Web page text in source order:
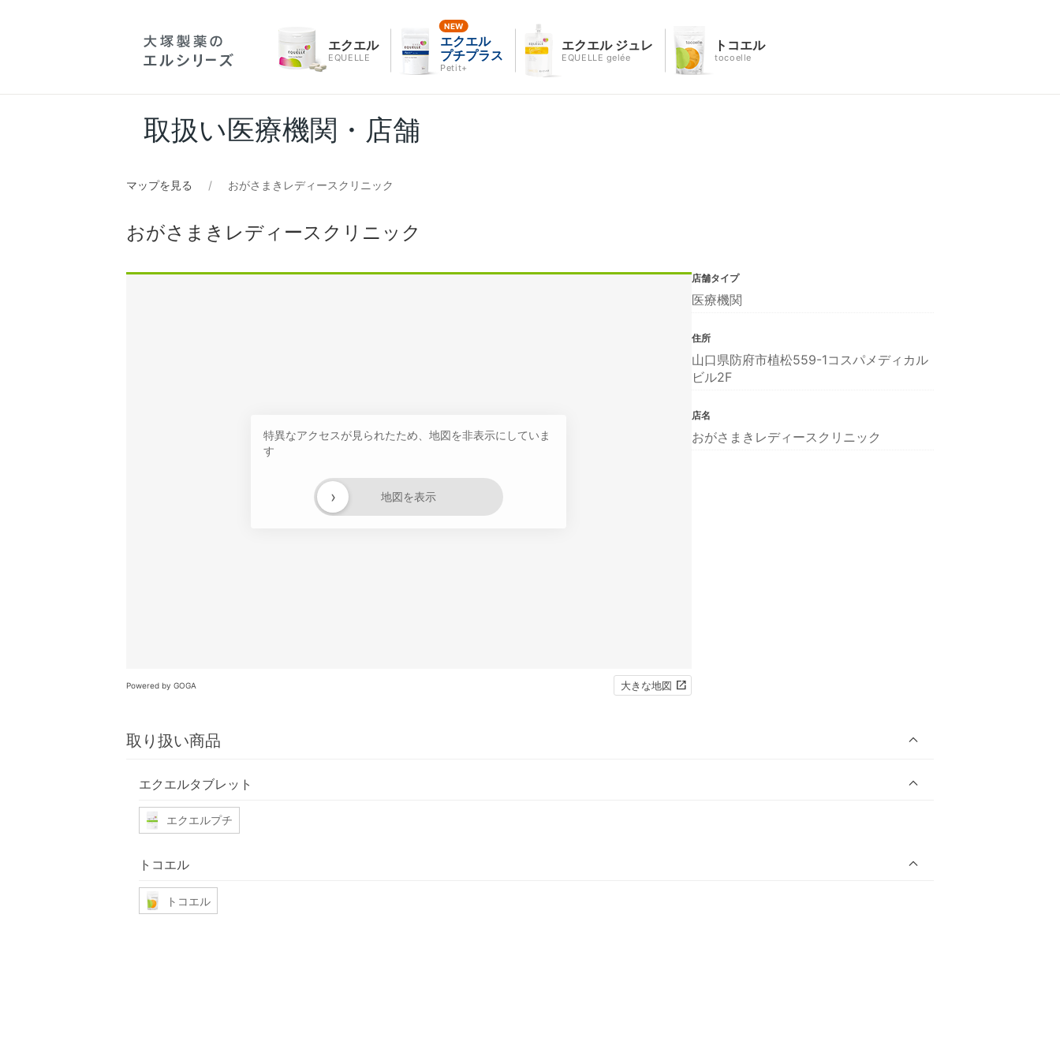
エクエル
EQUELLE
エクエル
プチプラス
Petit+
エクエル ジュレ
EQUELLE gelée
トコエル
tocoelle
取扱い医療機関・店舗
マップを見る おがさまきレディースクリニック
おがさまきレディースクリニック
特異なアクセスが見られたため、地図を非表示にしていま
す
地図を表示
›
Powered by GOGA 大きな地図
取り扱い商品
エクエルタブレット
エクエルプチ
トコエル
トコエル
店舗タイプ
医療機関
住所
山口県防府市植松559-1コスパメディカル
ビル2F
店名
おがさまきレディースクリニック